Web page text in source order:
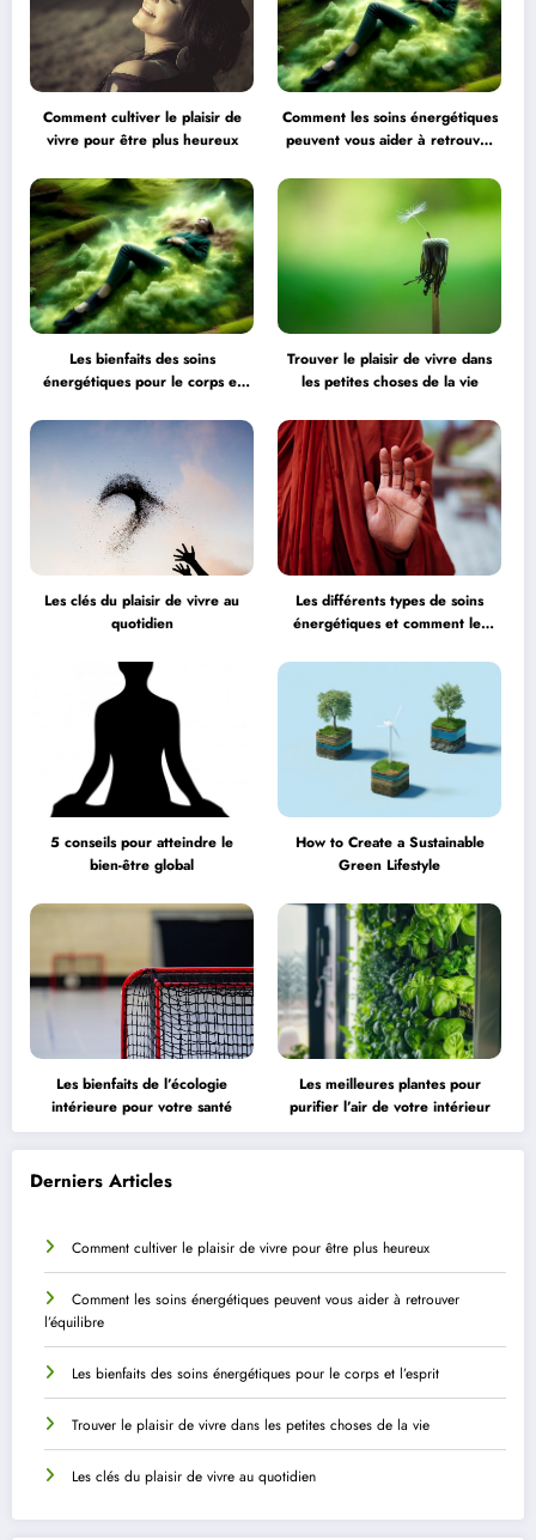
Comment cultiver le plaisir de
vivre pour être plus heureux
Comment les soins énergétiques
peuvent vous aider à retrouver
Les bienfaits des soins
énergétiques pour le corps et
Trouver le plaisir de vivre dans
les petites choses de la vie
Les clés du plaisir de vivre au
quotidien
Les différents types de soins
énergétiques et comment les
5 conseils pour atteindre le
bien-être global
How to Create a Sustainable
Green Lifestyle
Les bienfaits de l’écologie
intérieure pour votre santé
Les meilleures plantes pour
purifier l’air de votre intérieur
Derniers Articles
Comment cultiver le plaisir de vivre pour être plus heureux
Comment les soins énergétiques peuvent vous aider à retrouver
l’équilibre
Les bienfaits des soins énergétiques pour le corps et l’esprit
Trouver le plaisir de vivre dans les petites choses de la vie
Les clés du plaisir de vivre au quotidien